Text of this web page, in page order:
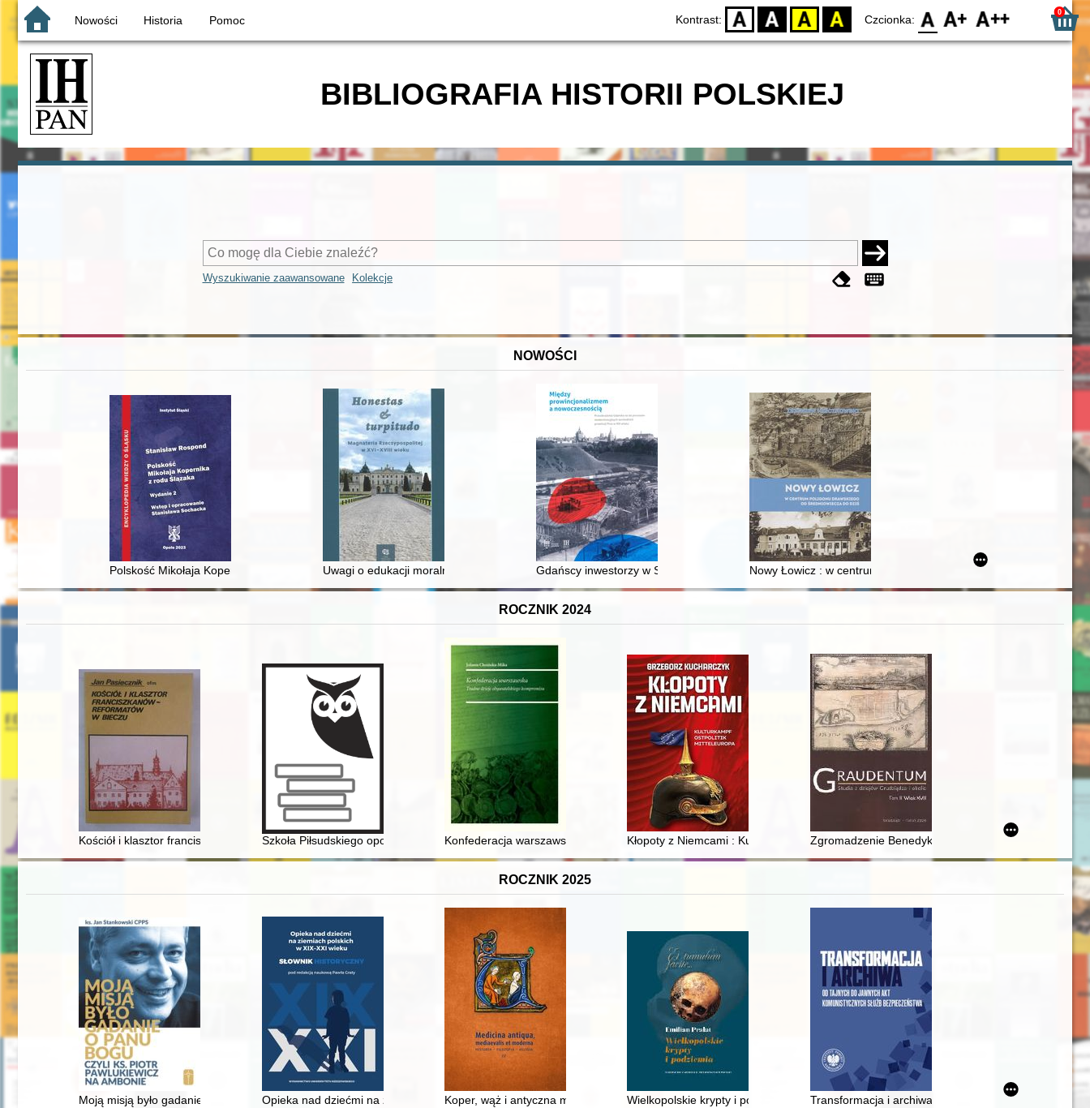
Nowości Historia Pomoc Kontrast: D BW YB BY Czcionka: F0 F1 F2 0
BIBLIOGRAFIA HISTORII POLSKIEJ
Wyszukiwanie zaawansowane Kolekcje
NOWOŚCI
Polskość Mikołaja Kopernika z rodu ŚlązakaUwagi o edukacji moralnej synów szlacheckich w XVI-wiecznej RzeczypospolitejGdańscy inwestorzy w Sopocie : prestiż finansowy i towarzyski lokalnego mieszczaństwa w 2. poł. XIX w
Nowy Łowicz : w centrum poligonu drawskiego od średniowiecza
ROCZNIK 2024
Kościół i klasztor franciszkanów-reformatów w Bieczu 1624-1982Szkoła Piłsudskiego opowieść (nie)zwykła (1989-2024) : księga pamiątkowa w trzydziestą piątą rocznicę powstania Społecznej Szkoły Podstawowej nr 1 im.
Konfederacja warszawska : trudne dzieje obywatelskiego kompromisu
Kłopoty z Niemcami : Kulturkampf, Ostpolitik, MitteleuropaZgromadzenie Benedyktynek w Grudziądzu w latach
ROCZNIK 2025
Moją misją było gadanie o Panu Bogu" czyli Ks. Piotr Pawlukiewicz na ambonie
Opieka nad dziećmi na ziemiach polskich w XIX-XXI wieku : słownik historyczny
Koper, wąż i antyczna medycyna Wielkopolskie krypty i podziemia Transformacja i archiwa : od tajnych do jawnych akt